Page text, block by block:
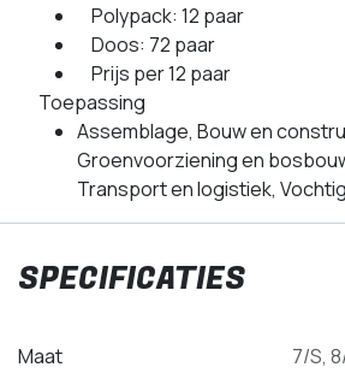
Polypack: 12 paar
Doos: 72 paar
Prijs per 12 paar
Toepassing
Assemblage, Bouw en
Groenvoorziening en
Transport en logistiek,
SPECIFICATIES
Maat 7/S,